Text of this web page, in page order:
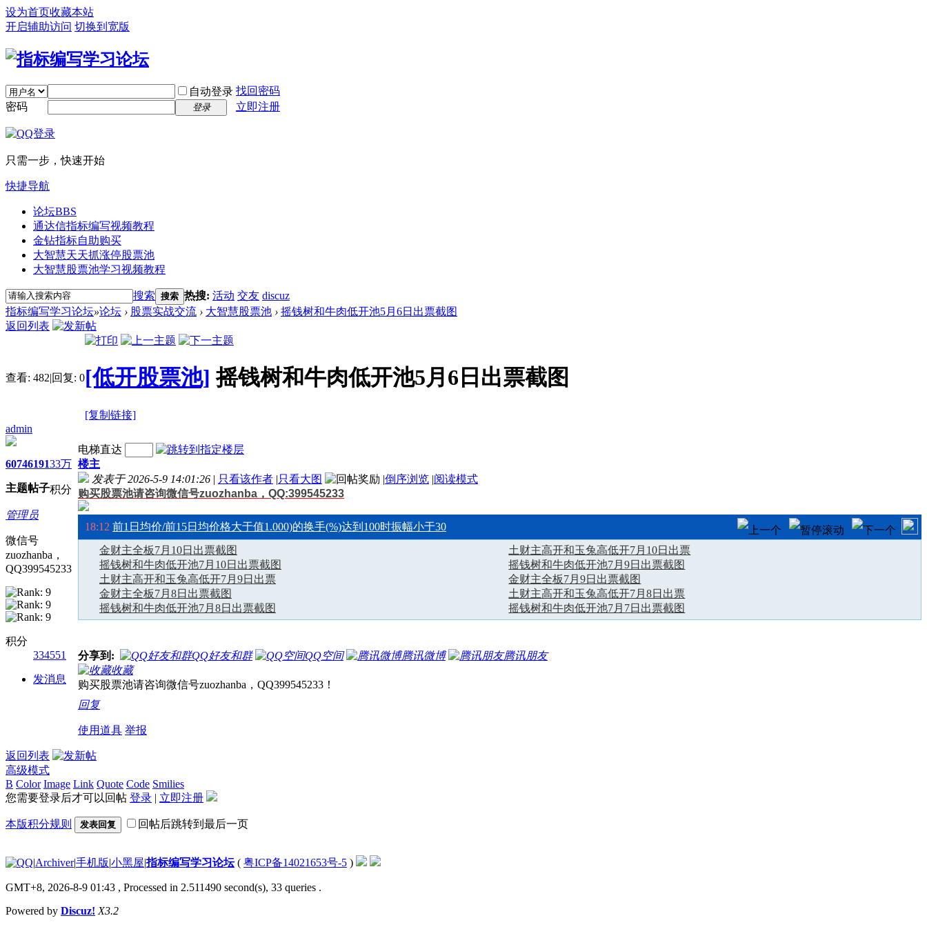
设为首页收藏本站
开启辅助访问 切换到宽版
自动登录 找回密码
密码
登录 立即注册
只需一步，快速开始
快捷导航
论坛BBS
通达信指标编写视频教程
金钻指标自助购买
大智慧天天抓涨停股票池
大智慧股票池学习视频教程
搜索 搜索 热搜: 活动 交友 discuz
指标编写学习论坛»论坛 › 股票实战交流 › 大智慧股票池 › 摇钱树和牛肉低开池5月6日出票截图
返回列表
查看: 482|回复: 0[低开股票池] 摇钱树和牛肉低开池5月6日出票截图
[复制链接]
admin
6074
主题
6191
帖子
33万
积分
管理员
微信号
zuozhanba，
QQ399545233
积分
334551
发消息
电梯直达
楼主
发表于 2026-5-9 14:01:26 | 只看该作者 |只看大图 |倒序浏览 |阅读模式
购买股票池请咨询微信号zuozhanba，QQ:399545233
14:58
18:12 前1日均价/前15日均价格大于值1.000)的换手(%)达到100时振幅小于30
金财主全板7月10日出票截图
土财主高开和玉兔高低开7月10日出票
摇钱树和牛肉低开池7月10日出票截图
摇钱树和牛肉低开池7月9日出票截图
土财主高开和玉兔高低开7月9日出票
金财主全板7月9日出票截图
金财主全板7月8日出票截图
土财主高开和玉兔高低开7月8日出票
摇钱树和牛肉低开池7月8日出票截图
摇钱树和牛肉低开池7月7日出票截图
分享到: QQ好友和群 QQ空间 腾讯微博
腾讯朋友
收藏
购买股票池请咨询微信号zuozhanba，QQ399545233！
回复
使用道具 举报
返回列表
高级模式
B Color Image Link Quote Code Smilies
您需要登录后才可以回帖 登录 | 立即注册
本版积分规则 发表回复 回帖后跳转到最后一页
|Archiver|手机版|小黑屋|指标编写学习论坛( 粤ICP备14021653号-5 )
GMT+8, 2026-8-9 01:43 , Processed in 2.511490 second(s), 33 queries .
Powered by Discuz! X3.2